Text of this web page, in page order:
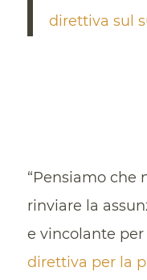
direttiva sul
“Pensiamo che
rinviare la
e vincolante per
direttiva per la